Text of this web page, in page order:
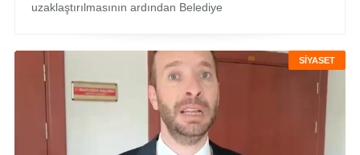
uzaklaştırılmasının ardından Belediye
SİYASET